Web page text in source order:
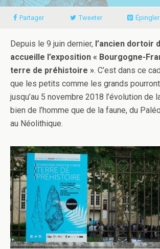
Partager Tweeter Épingler
Depuis le 9 juin dernier, l’ancien dortoir
accueille l’exposition « Bourgogne-
terre de préhistoire ». C’est dans ce
que les petits comme les grands
jusqu’au 5 novembre 2018 l’évolution de
bien de l’homme que de la faune, du
au Néolithique.